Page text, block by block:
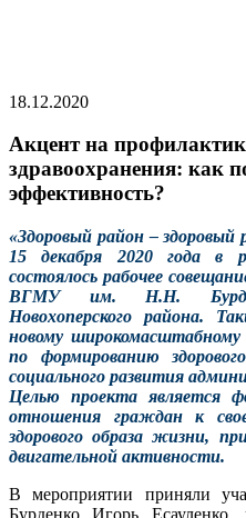
18.12.2020
Акцент на
здравоохранения: как
эффективность?
«Здоровый район – здоровый
15 декабря 2020 года в
состоялось рабочее
ВГМУ им. Н.Н.
Новохоперского района.
новому
по формированию
социального развития
Целью проекта является
отношения граждан к
здорового образа жизни,
двигательной активности.
В мероприятии приняли